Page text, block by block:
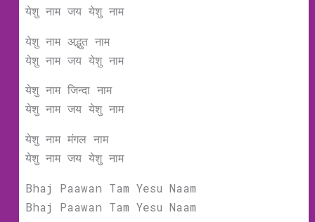
येशु नाम जय येशु नाम
येशु नाम अद्भुत नाम
येशु नाम जय येशु नाम
येशु नाम जिन्दा नाम
येशु नाम जय येशु नाम
येशु नाम मंगल नाम
येशु नाम जय येशु नाम
Bhaj Paawan Tam Yesu Naam
Bhaj Paawan Tam Yesu Naam